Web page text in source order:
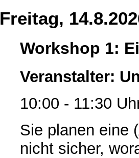
Freitag,
Workshop 1:
Veranstalter:
10:00 - 11:30
Sie planen eine
nicht sicher,